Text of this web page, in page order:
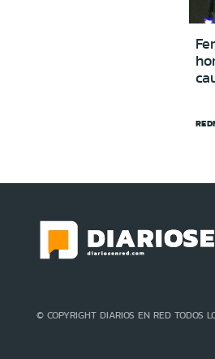
© COPYRIGHT DIARIOS EN RED TODOS